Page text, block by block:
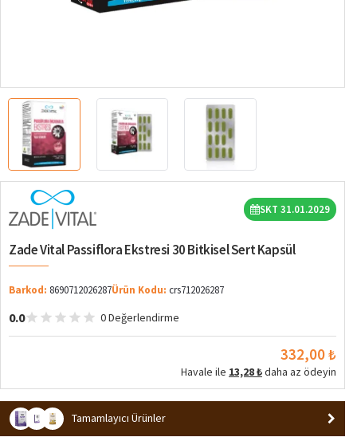
SKT 31.01.2029
Zade Vital Passiflora Ekstresi 30 Bitkisel Sert Kapsül
Barkod: 8690712026287Ürün Kodu: crs712026287
0.0 0 Değerlendirme
332,00 ₺
Havale ile 13,28 ₺daha az ödeyin
Tamamlayıcı Ürünler